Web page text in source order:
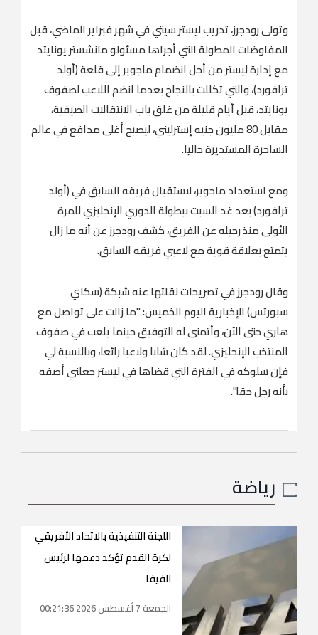
وتولى رودجرز، تدريب ليستر سيتي في شهر فبراير الماضي، قبل
المفاوضات المطولة التي أجراها مسئولو مانشستر يونايتد
مع إدارة ليستر من أجل انضمام ماجوير إلى قلعة (أولد
ترافورد)، والتي تكللت بالنجاح بعدما انضم اللاعب لصفوف
يونايتد، قبل أيام قليلة من غلق باب الانتقالات الصيفية،
مقابل 80 مليون جنيه إسترليني، ليصبح أغلى مدافع في عالم
الساحرة المستديرة حاليا.
ومع استعداد ماجوير، لاستقبال فريقه السابق في (أولد
ترافورد) بعد غد السبت ببطولة الدوري الإنجليزي للمرة
الأولى منذ رحيله عن الفريق، كشف رودجرز عن أنه ما زال
يتمتع بعلاقة قوية مع لاعبي فريقه السابق.
وقال رودجرز في تصريحات نقلتها عنه شبكة (سكاي
سبورتس) الإخبارية اليوم الخميس: "ما زالت على تواصل مع
هاري حتى الآن، وأتمنى له التوفيق حينما يلعب في صفوف
المنتخب الإنجليزي. لقد كان شابا ولاعبا رائعا، وبالنسبة لي
فإن سلوكه في الفترة التي قضاها في ليستر جعلني أصفه
بأنه رجل حقا".
رياضة
اللجنة التنفيذية بالاتحاد الأفريقي
لكرة القدم تؤكد دعمها لرئيس
الفيفا
الجمعة 7 أغسطس 2026 00:21:36